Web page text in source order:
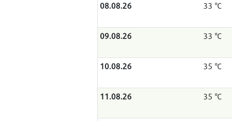
08.08.26 33 °C
09.08.26 33 °C
10.08.26 35 °C
11.08.26 35 °C